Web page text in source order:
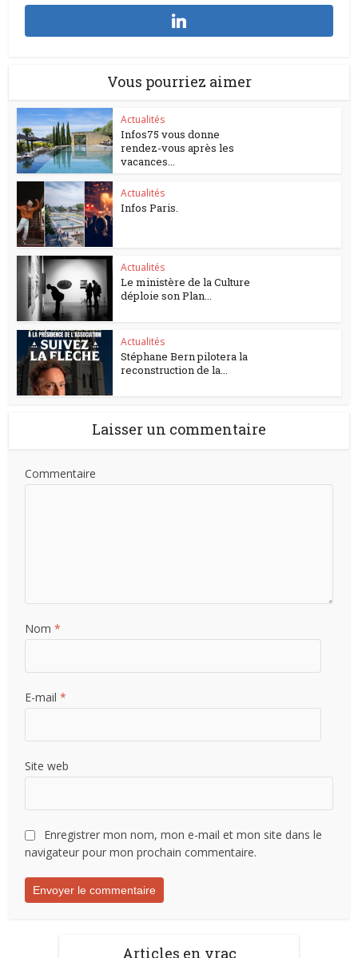
Vous pourriez aimer
Actualités
Infos75 vous donne
rendez-vous après les
vacances...
Actualités
Infos Paris.
Actualités
Le ministère de la Culture
déploie son Plan...
Actualités
Stéphane Bern pilotera la
reconstruction de la...
Laisser un commentaire
Commentaire
Nom*
E-mail*
Site web
Enregistrer mon nom, mon e-mail et mon site dans le
navigateur pour mon prochain commentaire.
Articles en vrac